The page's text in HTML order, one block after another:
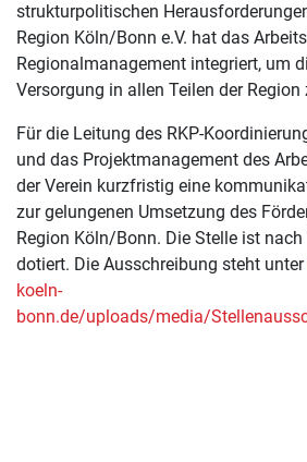
strukturpolitischen
Region Köln/Bonn e.V. hat das
Regionalmanagement integriert, um
Versorgung in allen Teilen der Region
Für die Leitung des RKP-
und das Projektmanagement des
der Verein kurzfristig eine
zur gelungenen Umsetzung des
Region Köln/Bonn. Die Stelle ist
dotiert. Die Ausschreibung steht unter
koeln-
bonn.de/uploads/media/